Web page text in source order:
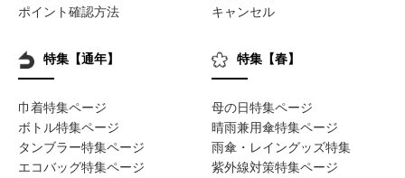
ポイント確認方法
キャンセル
特集【通年】
巾着特集ページ
ボトル特集ページ
タンブラー特集ページ
エコバッグ特集ページ
特集【春】
母の日特集ページ
晴雨兼用傘特集ページ
雨傘・レイングッズ特集
紫外線対策特集ページ